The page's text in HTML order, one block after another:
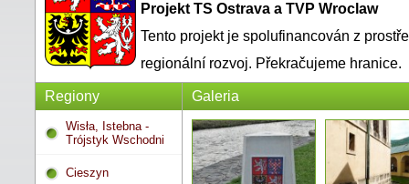
Projekt TS Ostrava a TVP Wroclaw
Tento projekt je spolufinancován z
regionální rozvoj. Překračujeme hranice.
Regiony
Wisła, Istebna -
Trójstyk Wschodni
Cieszyn
Galeria